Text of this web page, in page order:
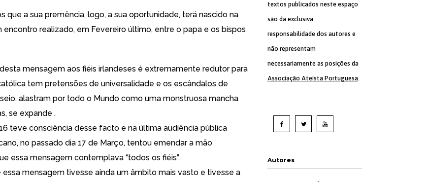
que a sua premência, logo, a sua oportunidade, terá nascido na
encontro realizado, em Fevereiro último, entre o papa e os bispos
mensagem aos fiéis irlandeses é extremamente redutor para
tem pretensões de universalidade e os escândalos de
alastram por todo o Mundo como uma monstruosa mancha
se expande .
teve consciência desse facto e na última audiência pública
no passado dia 17 de Março, tentou emendar a mão
essa mensagem contemplava “todos os fiéis”.
essa mensagem tivesse ainda um âmbito mais vasto e tivesse a
textos publicados neste espaço
são da exclusiva
responsabilidade dos autores e
não representam
necessariamente as posições da
Associação Ateísta Portuguesa.
Autores